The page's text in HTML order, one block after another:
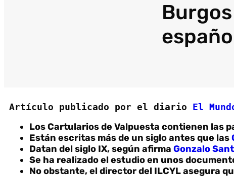
Artículo publicado por el diario El
Los Cartularios de Valpuesta contienen las
Están escritas más de un siglo antes que las
Datan del siglo IX, según afirma Gonzalo
Se ha realizado el estudio en unos
No obstante, el director del ILCYL asegura